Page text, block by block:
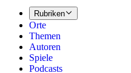
Rubriken
Orte
Themen
Autoren
Spiele
Podcasts